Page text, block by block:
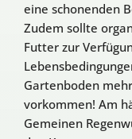
eine schonenden
Zudem sollte
Futter zur
Gartenboden
vorkommen! Am
Gemeinen